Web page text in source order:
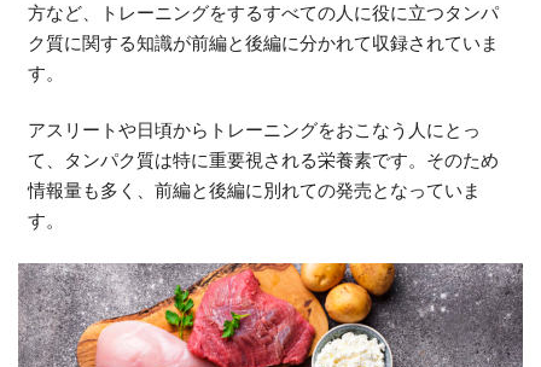
方など、トレーニングをするすべての人に役に立つタンパ
ク質に関する知識が前編と後編に分かれて収録されていま
す。
アスリートや日頃からトレーニングをおこなう人にとっ
て、タンパク質は特に重要視される栄養素です。そのため
情報量も多く、前編と後編に別れての発売となっていま
す。